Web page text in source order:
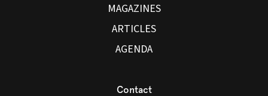
MAGAZINES
ARTICLES
AGENDA
Contact